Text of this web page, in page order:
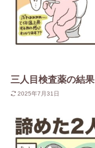
三人目検査薬の結果
2025年7月31日